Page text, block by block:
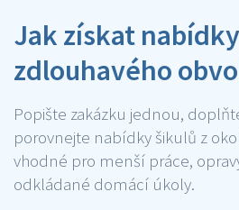
Jak získat
zdlouhavého
Popište zakázku jednou,
porovnejte nabídky šikulů z
vhodné pro menší práce,
odkládané domácí úkoly.